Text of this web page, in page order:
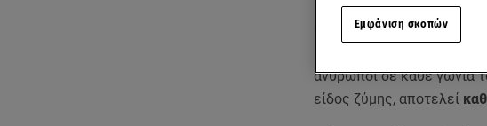
Ακούστε το άρθρο5:38
άνθρωποι σε κάθε γωνιά
είδος ζύμης, αποτελεί
Εμφάνιση σκοπών